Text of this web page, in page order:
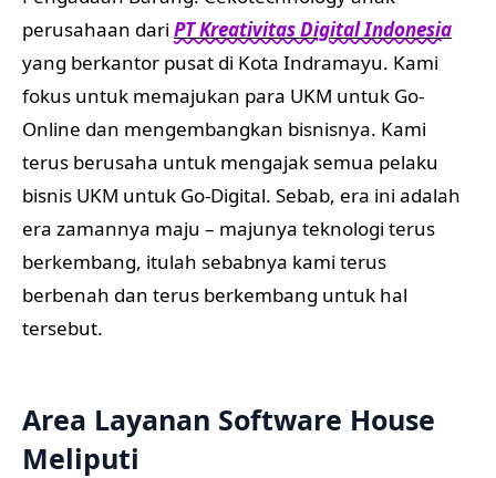
perusahaan dari PT Kreativitas Digital Indonesia
yang berkantor pusat di Kota Indramayu. Kami
fokus untuk memajukan para UKM untuk Go-
Online dan mengembangkan bisnisnya. Kami
terus berusaha untuk mengajak semua pelaku
bisnis UKM untuk Go-Digital. Sebab, era ini adalah
era zamannya maju – majunya teknologi terus
berkembang, itulah sebabnya kami terus
berbenah dan terus berkembang untuk hal
tersebut.
Area Layanan Software House
Meliputi